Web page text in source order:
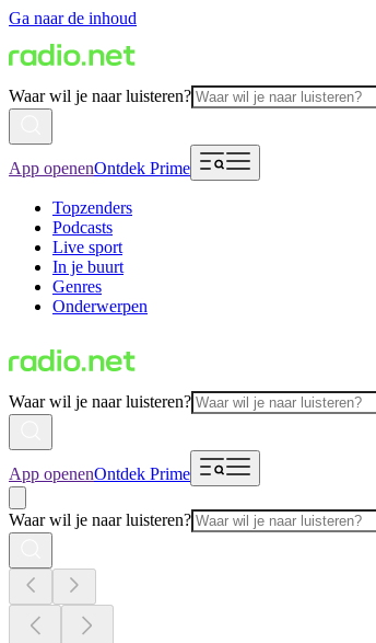
Ga naar de inhoud
Waar wil je naar luisteren?
App openenOntdek Prime
Topzenders
Podcasts
Live sport
In je buurt
Genres
Onderwerpen
Waar wil je naar luisteren?
App openenOntdek Prime
Waar wil je naar luisteren?